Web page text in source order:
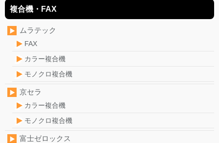
複合機・FAX
ムラテック
FAX
カラー複合機
モノクロ複合機
京セラ
カラー複合機
モノクロ複合機
富士ゼロックス